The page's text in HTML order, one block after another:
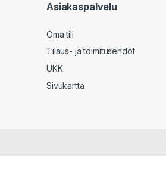
Asiakaspalvelu
Oma tili
Tilaus- ja toimitusehdot
UKK
Sivukartta